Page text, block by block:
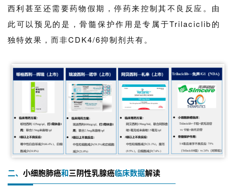
西利甚至还需要药物假期，停药来控制其不良反应。由
此可以预见的是，骨髓保护作用是专属于Trilaciclib的
独特效果，而非CDK4/6抑制剂共有。
二、 小细胞肺癌和三阴性乳腺癌临床数据解读